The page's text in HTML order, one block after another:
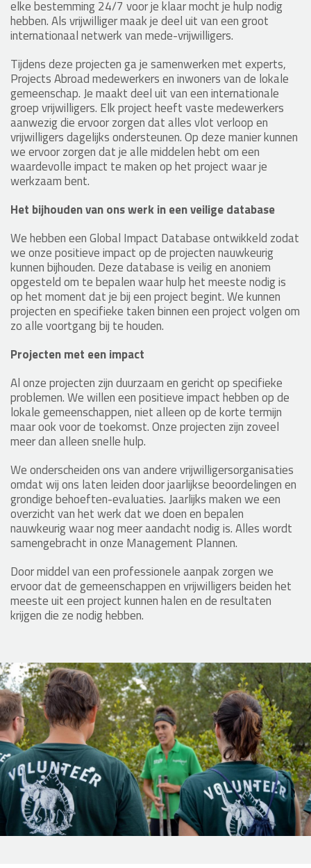
elke bestemming 24/7 voor je klaar mocht je hulp nodig
hebben. Als vrijwilliger maak je deel uit van een groot
internationaal netwerk van mede-vrijwilligers.
Tijdens deze projecten ga je samenwerken met experts,
Projects Abroad medewerkers en inwoners van de lokale
gemeenschap. Je maakt deel uit van een internationale
groep vrijwilligers. Elk project heeft vaste medewerkers
aanwezig die ervoor zorgen dat alles vlot verloop en
vrijwilligers dagelijks ondersteunen. Op deze manier kunnen
we ervoor zorgen dat je alle middelen hebt om een
waardevolle impact te maken op het project waar je
werkzaam bent.
Het bijhouden van ons werk in een veilige database
We hebben een Global Impact Database ontwikkeld zodat
we onze positieve impact op de projecten nauwkeurig
kunnen bijhouden. Deze database is veilig en anoniem
opgesteld om te bepalen waar hulp het meeste nodig is
op het moment dat je bij een project begint. We kunnen
projecten en specifieke taken binnen een project volgen om
zo alle voortgang bij te houden.
Projecten met een impact
Al onze projecten zijn duurzaam en gericht op specifieke
problemen. We willen een positieve impact hebben op de
lokale gemeenschappen, niet alleen op de korte termijn
maar ook voor de toekomst. Onze projecten zijn zoveel
meer dan alleen snelle hulp.
We onderscheiden ons van andere vrijwilligersorganisaties
omdat wij ons laten leiden door jaarlijkse beoordelingen en
grondige behoeften-evaluaties. Jaarlijks maken we een
overzicht van het werk dat we doen en bepalen
nauwkeurig waar nog meer aandacht nodig is. Alles wordt
samengebracht in onze Management Plannen.
Door middel van een professionele aanpak zorgen we
ervoor dat de gemeenschappen en vrijwilligers beiden het
meeste uit een project kunnen halen en de resultaten
krijgen die ze nodig hebben.